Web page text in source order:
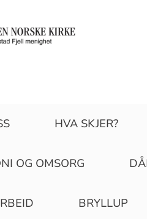
HVA SKJER?
OG OMSORG
BRYLLUP